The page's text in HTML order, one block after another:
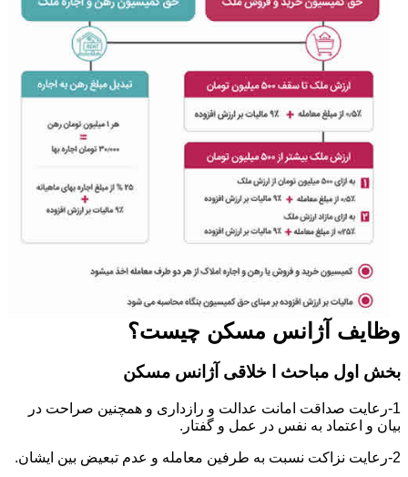
وظایف آژانس مسکن چیست؟
بخش اول مباحث ا خلاقی آژانس مسکن
1-رعایت صداقت امانت عدالت و رازداری و همچنین صراحت در
بیان و اعتماد به نفس در عمل و گفتار.
2-رعایت نزاکت نسبت به طرفین معامله و عدم تبعیض بین ایشان.